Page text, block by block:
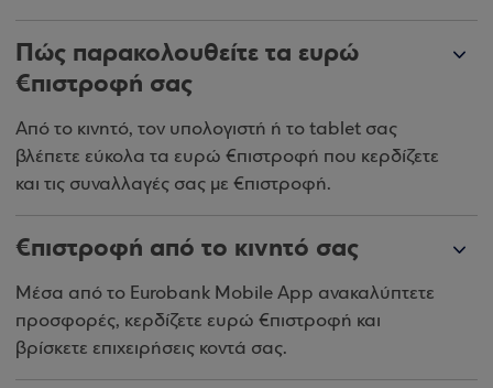
Πώς παρακολουθείτε τα ευρώ
€πιστροφή σας
Από το κινητό, τον υπολογιστή ή το tablet σας
βλέπετε εύκολα τα ευρώ €πιστροφή που κερδίζετε
και τις συναλλαγές σας με €πιστροφή.
€πιστροφή από το κινητό σας
Μέσα από το Eurobank Mobile App ανακαλύπτετε
προσφορές, κερδίζετε ευρώ €πιστροφή και
βρίσκετε επιχειρήσεις κοντά σας.